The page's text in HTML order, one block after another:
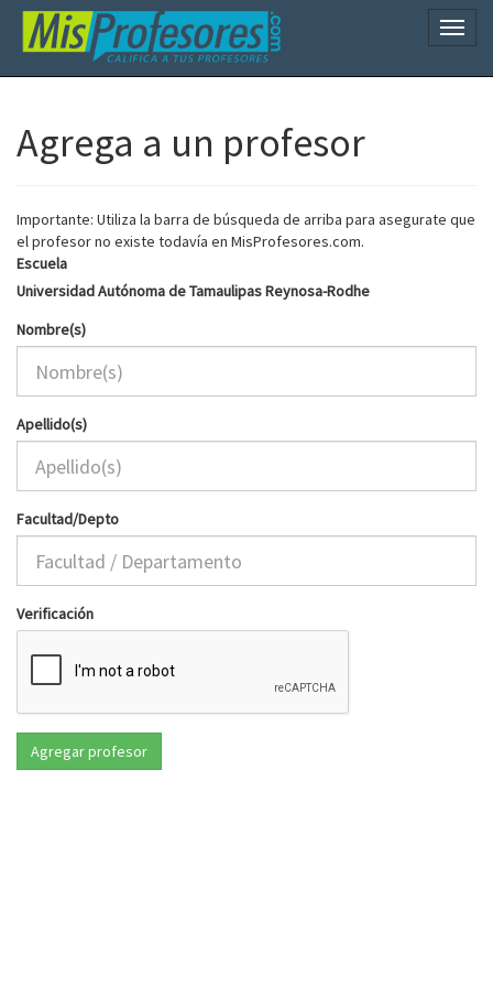
Agrega a un profesor
Importante: Utiliza la barra de búsqueda de arriba para asegurate que
el profesor no existe todavía en MisProfesores.com.
Escuela
Universidad Autónoma de Tamaulipas Reynosa-Rodhe
Nombre(s)
Apellido(s)
Facultad/Depto
Verificación